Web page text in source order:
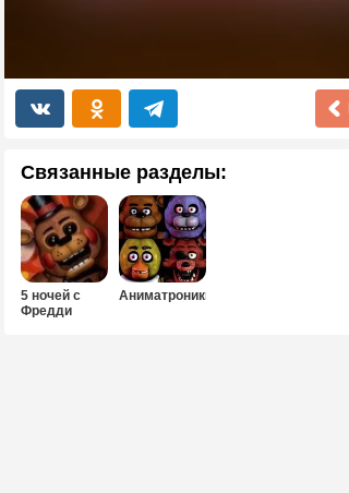
Связанные разделы:
5 ночей с
Фредди
Аниматроники